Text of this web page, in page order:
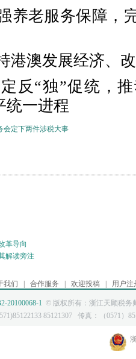
养老服务保障，
港澳发展经济、
反“独”促统，
统一进程
会定下两件涉税大事
革导向
解读旁注
我们 | 合作服务 | 欢迎投稿 | 用户注
20100068-1 © 版权所有：浙江天顾税务
85121307 传真：（0571）